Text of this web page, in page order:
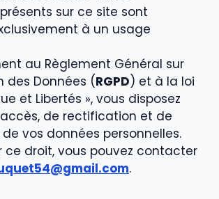
sur ce site sont
à un usage
au Règlement Général sur
des Données (RGPD) et à la loi
et Libertés », vous disposez
de rectification et de
vos données personnelles.
ce droit, vous pouvez contacter
.